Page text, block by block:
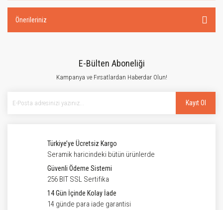
Önerileriniz
E-Bülten Aboneliği
Kampanya ve Fırsatlardan Haberdar Olun!
Kayıt Ol
Türkiye’ye Ücretsiz Kargo
Seramik haricindeki bütün ürünlerde
Güvenli Ödeme Sistemi
256 BIT SSL Sertifika
14 Gün İçinde Kolay İade
14 günde para iade garantisi